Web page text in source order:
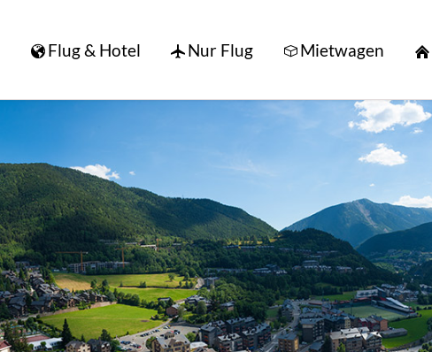
Flug & Hotel Nur Flug Mietwagen